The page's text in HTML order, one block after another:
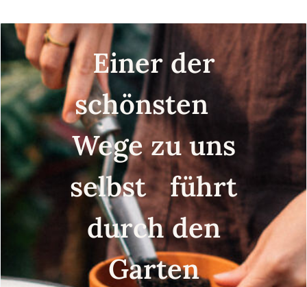
Einer der
schönsten
Wege zu uns
selbst führt
durch den
Garten